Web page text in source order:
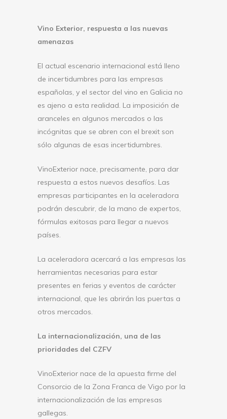
Vino Exterior, respuesta a las nuevas
amenazas
El actual escenario internacional está lleno
de incertidumbres para las empresas
españolas, y el sector del vino en Galicia no
es ajeno a esta realidad. La imposición de
aranceles en algunos mercados o las
incógnitas que se abren con el brexit son
sólo algunas de esas incertidumbres.
VinoExterior nace, precisamente, para dar
respuesta a estos nuevos desafíos. Las
empresas participantes en la aceleradora
podrán descubrir, de la mano de expertos,
fórmulas exitosas para llegar a nuevos
países.
La aceleradora acercará a las empresas las
herramientas necesarias para estar
presentes en ferias y eventos de carácter
internacional, que les abrirán las puertas a
otros mercados.
La internacionalización, una de las
prioridades del CZFV
VinoExterior nace de la apuesta firme del
Consorcio de la Zona Franca de Vigo por la
internacionalización de las empresas
gallegas.